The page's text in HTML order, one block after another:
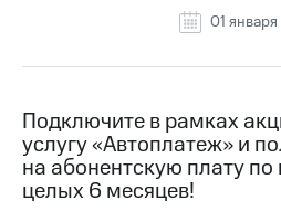
Перенести
в МТС
Тарифы
Услуги
Скачать
МТС
Акции
Скидка 30%
01
Подключите в рамках
услугу «Автоплатеж» и
на абонентскую плату
целых 6 месяцев!